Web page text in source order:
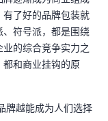
了好的品牌包装就
符号派，都是围绕
的综合竞争实力之
和商业挂钩的原
牌越能成为人们选择